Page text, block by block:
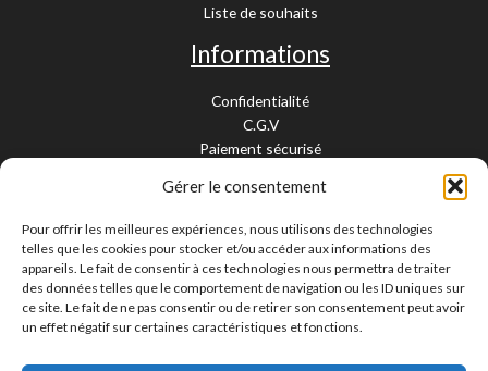
Gérer le consentement
Pour offrir les meilleures expériences, nous utilisons des technologies
telles que les cookies pour stocker et/ou accéder aux informations des
appareils. Le fait de consentir à ces technologies nous permettra de traiter
des données telles que le comportement de navigation ou les ID uniques sur
ce site. Le fait de ne pas consentir ou de retirer son consentement peut avoir
un effet négatif sur certaines caractéristiques et fonctions.
Liste de souhaits
Informations
Confidentialité
C.G.V
Paiement sécurisé
Livraison et retour
Mentions légales
Cookies
Contact
Paiement sécurisé